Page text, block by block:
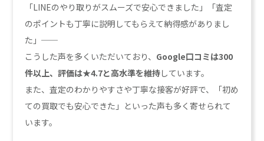
「LINEのやり取りがスムーズで安心できました」「査定
のポイントも丁寧に説明してもらえて納得感がありまし
た」──
こうした声を多くいただいており、 Google口コミは300
件以上、評価は★4.7と高水準を維持しています。
また、査定のわかりやすさや丁寧な接客が好評で、「初め
ての買取でも安心できた」といった声も多く寄せられて
います。